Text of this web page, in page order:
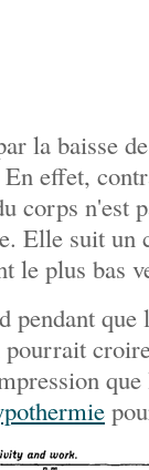
la baisse
effet,
corps n'est
Elle suit
le plus bas
pendant